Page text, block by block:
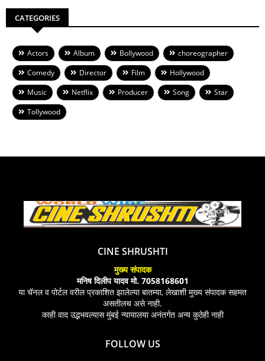
CATEGORIES
Actors Album Bollywood
choreographer
Comedy
Director Film
Hollywood
Music
Netflix Producer Song
Star
Tollywood
CINE SHRUSHTI
मुख्य संपादक
मनिष दिलीप यादव मो. 7058168601
या चॅनल व पोर्टल वरील प्रकाशित झालेल्या बातम्या, लेखाशी मुख्य संपादक सहमत
असतीलच असे नाही.
काही वाद उद्भभवल्यास मुंबई न्यायालया अनंतर्गत अन्य कुठेही नाही
FOLLOW US